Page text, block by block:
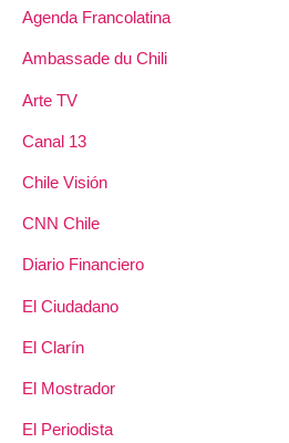
Agenda Francolatina
Ambassade du Chili
Arte TV
Canal 13
Chile Visión
CNN Chile
Diario Financiero
El Ciudadano
El Clarín
El Mostrador
El Periodista